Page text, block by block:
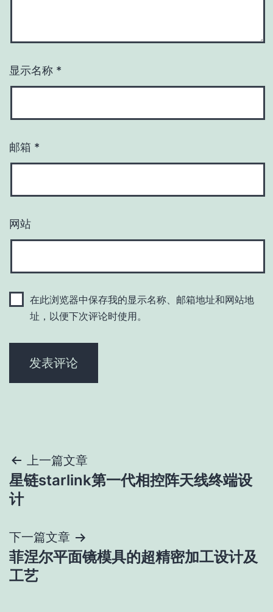
显示名称 *
邮箱 *
网站
在此浏览器中保存我的显示名称、邮箱地址和网站地
址，以便下次评论时使用。
文
章
航
上一篇文章
星链starlink第一代相控阵天线终端设
计
下一篇文章
菲涅尔平面镜模具的超精密加工设计及
工艺